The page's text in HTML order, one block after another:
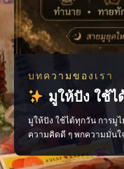
บทความของเรา
มูให้ปัง ใช้ไ
มูให้ปัง ใช้ได้ทุกวัน การมู
ความคิดดี ๆ พกความมั่นใ
ชีวิตประจำวันไหลลื่นขึ้นไ
โอกาสใหม่ ๆ ทุกอย่างเริ่ม